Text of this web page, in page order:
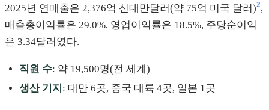
2025년 연매출은 2,376억 신대만달러(약 75억 미국 달러)2,
매출총이익률은 29.0%, 영업이익률은 18.5%, 주당순이익
은 3.34달러였다.
직원 수: 약 19,500명(전 세계)
생산 기지 : 대만 6곳, 중국 대륙 4곳, 일본 1곳